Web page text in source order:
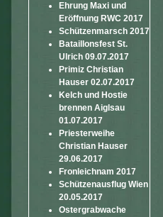
Ehrung Maxi und
Eröffnung RWC 2017
Schützenmarsch 2017
Bataillonsfest St.
Ulrich 09.07.2017
Primiz Christian
Hauser 02.07.2017
Kelch und Hostie
brennen Aiglsau
01.07.2017
Priesterweihe
Christian Hauser
29.06.2017
Fronleichnam 2017
Schützenausflug Wien
20.05.2017
Ostergrabwache